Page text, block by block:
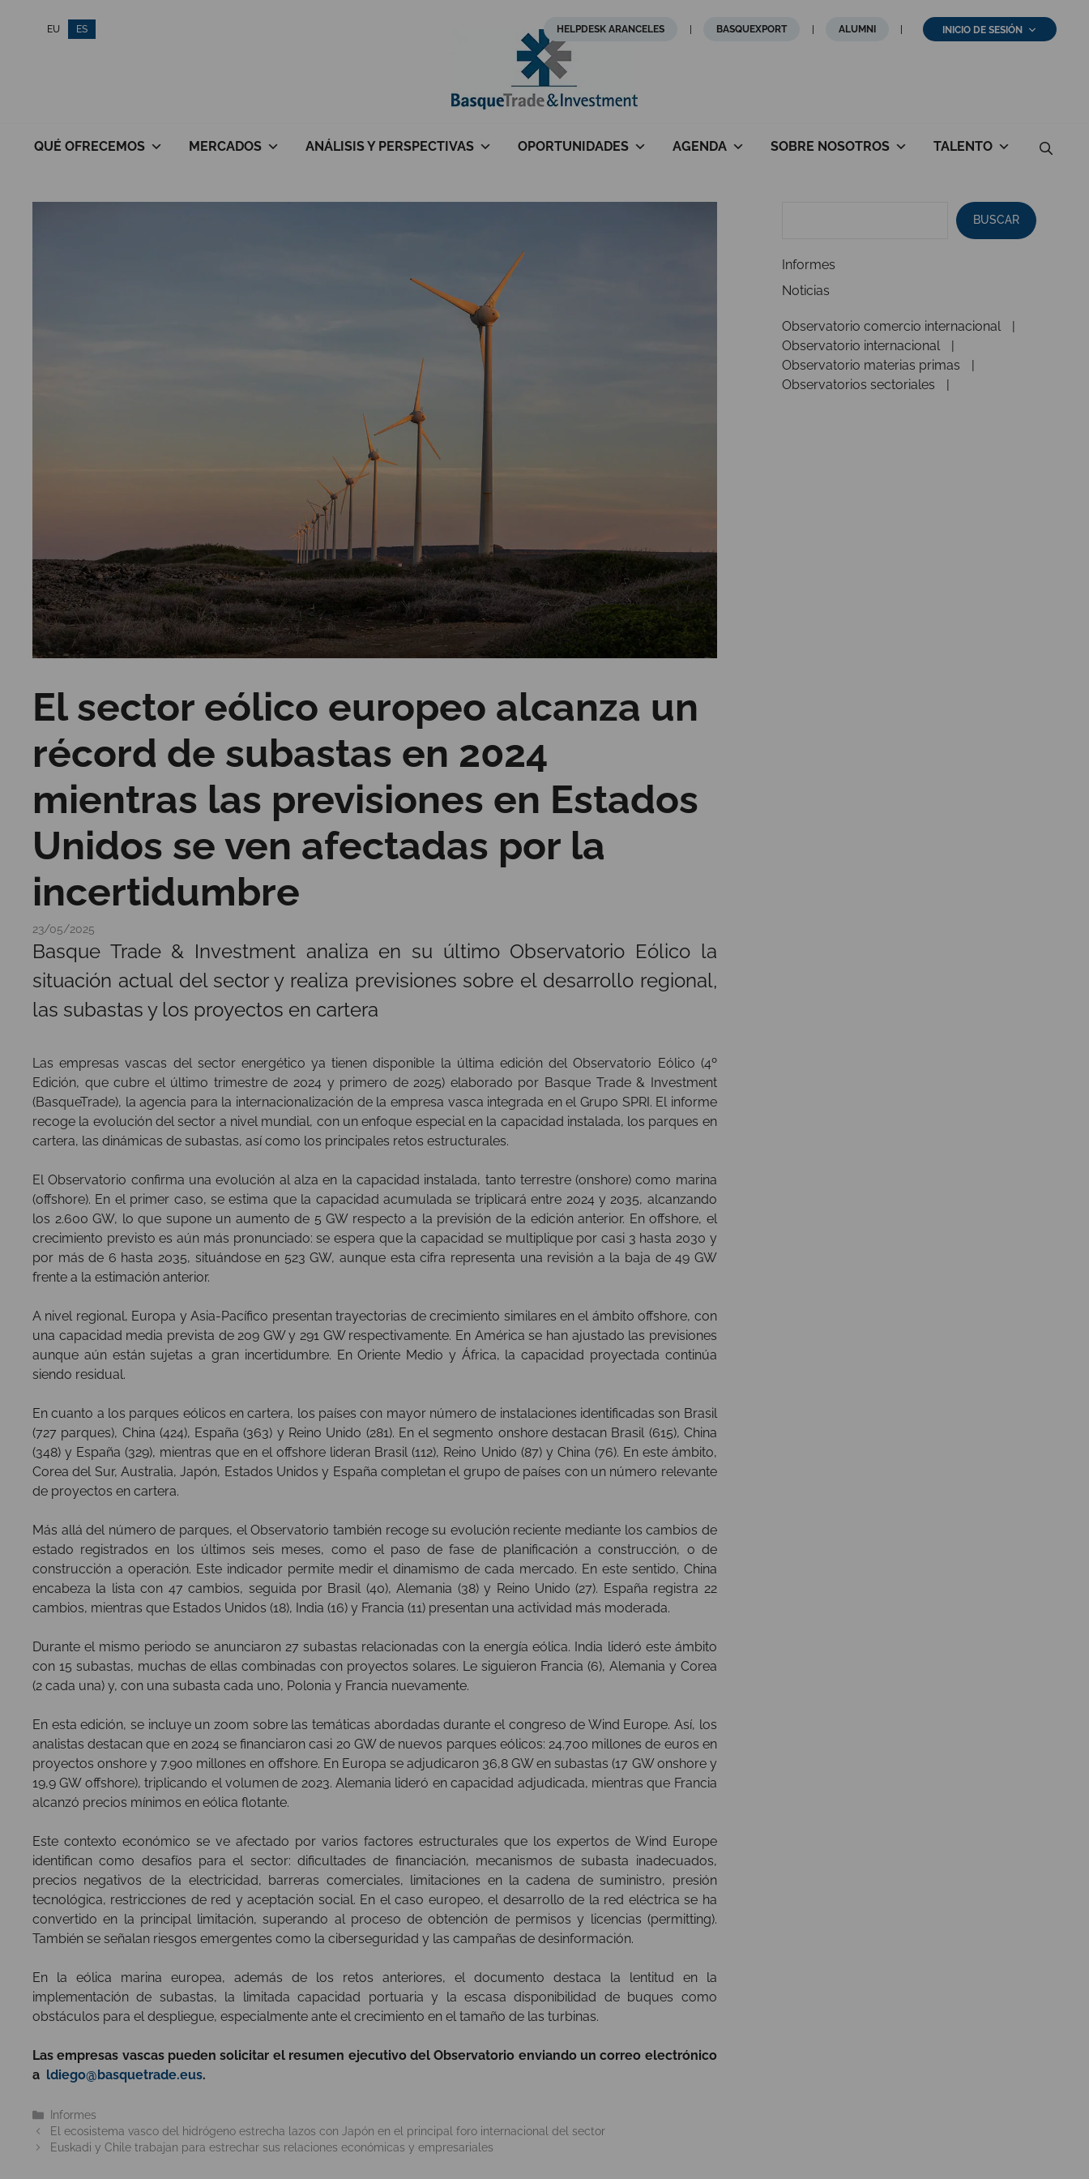
EU ES HELPDESK ARANCELES BASQUEXPORT ALUMNI INICIO DE SESIÓN
QUÉ OFRECEMOS MERCADOS ANÁLISIS Y PERSPECTIVAS OPORTUNIDADES AGENDA SOBRE NOSOTROS TALENTO
El sector eólico europeo alcanza un
récord de subastas en 2024
mientras las previsiones en Estados
Unidos se ven afectadas por la
incertidumbre
23/05/2025
Basque Trade & Investment analiza en su último Observatorio Eólico la
situación actual del sector y realiza previsiones sobre el desarrollo regional,
las subastas y los proyectos en cartera
Las empresas vascas del sector energético ya tienen disponible la última edición del Observatorio Eólico (4º
Edición, que cubre el último trimestre de 2024 y primero de 2025) elaborado por Basque Trade & Investment
(BasqueTrade), la agencia para la internacionalización de la empresa vasca integrada en el Grupo SPRI. El informe
recoge la evolución del sector a nivel mundial, con un enfoque especial en la capacidad instalada, los parques en
cartera, las dinámicas de subastas, así como los principales retos estructurales.
El Observatorio confirma una evolución al alza en la capacidad instalada, tanto terrestre (onshore) como marina
(offshore). En el primer caso, se estima que la capacidad acumulada se triplicará entre 2024 y 2035, alcanzando
los 2.600 GW, lo que supone un aumento de 5 GW respecto a la previsión de la edición anterior. En offshore, el
crecimiento previsto es aún más pronunciado: se espera que la capacidad se multiplique por casi 3 hasta 2030 y
por más de 6 hasta 2035, situándose en 523 GW, aunque esta cifra representa una revisión a la baja de 49 GW
frente a la estimación anterior.
A nivel regional, Europa y Asia-Pacífico presentan trayectorias de crecimiento similares en el ámbito offshore, con
una capacidad media prevista de 209 GW y 291 GW respectivamente. En América se han ajustado las previsiones
aunque aún están sujetas a gran incertidumbre. En Oriente Medio y África, la capacidad proyectada continúa
siendo residual.
En cuanto a los parques eólicos en cartera, los países con mayor número de instalaciones identificadas son Brasil
(727 parques), China (424), España (363) y Reino Unido (281). En el segmento onshore destacan Brasil (615), China
(348) y España (329), mientras que en el offshore lideran Brasil (112), Reino Unido (87) y China (76). En este ámbito,
Corea del Sur, Australia, Japón, Estados Unidos y España completan el grupo de países con un número relevante
de proyectos en cartera.
Más allá del número de parques, el Observatorio también recoge su evolución reciente mediante los cambios de
estado registrados en los últimos seis meses, como el paso de fase de planificación a construcción, o de
construcción a operación. Este indicador permite medir el dinamismo de cada mercado. En este sentido, China
encabeza la lista con 47 cambios, seguida por Brasil (40), Alemania (38) y Reino Unido (27). España registra 22
cambios, mientras que Estados Unidos (18), India (16) y Francia (11) presentan una actividad más moderada.
Durante el mismo periodo se anunciaron 27 subastas relacionadas con la energía eólica. India lideró este ámbito
con 15 subastas, muchas de ellas combinadas con proyectos solares. Le siguieron Francia (6), Alemania y Corea
(2 cada una) y, con una subasta cada uno, Polonia y Francia nuevamente.
En esta edición, se incluye un zoom sobre las temáticas abordadas durante el congreso de Wind Europe. Así, los
analistas destacan que en 2024 se financiaron casi 20 GW de nuevos parques eólicos: 24.700 millones de euros en
proyectos onshore y 7.900 millones en offshore. En Europa se adjudicaron 36,8 GW en subastas (17 GW onshore y
19,9 GW offshore), triplicando el volumen de 2023. Alemania lideró en capacidad adjudicada, mientras que Francia
alcanzó precios mínimos en eólica flotante.
Este contexto económico se ve afectado por varios factores estructurales que los expertos de Wind Europe
identifican como desafíos para el sector: dificultades de financiación, mecanismos de subasta inadecuados,
precios negativos de la electricidad, barreras comerciales, limitaciones en la cadena de suministro, presión
tecnológica, restricciones de red y aceptación social. En el caso europeo, el desarrollo de la red eléctrica se ha
convertido en la principal limitación, superando al proceso de obtención de permisos y licencias (permitting).
También se señalan riesgos emergentes como la ciberseguridad y las campañas de desinformación.
En la eólica marina europea, además de los retos anteriores, el documento destaca la lentitud en la
implementación de subastas, la limitada capacidad portuaria y la escasa disponibilidad de buques como
obstáculos para el despliegue, especialmente ante el crecimiento en el tamaño de las turbinas.
Las empresas vascas pueden solicitar el resumen ejecutivo del Observatorio enviando un correo electrónico
a ldiego@basquetrade.eus.
Categorías
Informes
El ecosistema vasco del hidrógeno estrecha lazos con Japón en el principal foro internacional del sector
Euskadi y Chile trabajan para estrechar sus relaciones económicas y empresariales
BUSCAR
Informes
Noticias
Observatorio comercio internacional
Observatorio internacional
Observatorio materias primas
Observatorios sectoriales